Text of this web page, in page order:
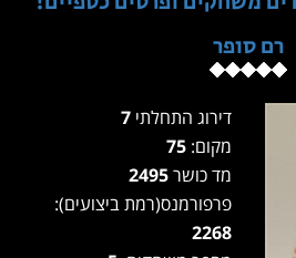
רם סופר
דירוג התחלתי
מקום:
מד כושר
פרפורמנס(רמת ביצועים):
2268